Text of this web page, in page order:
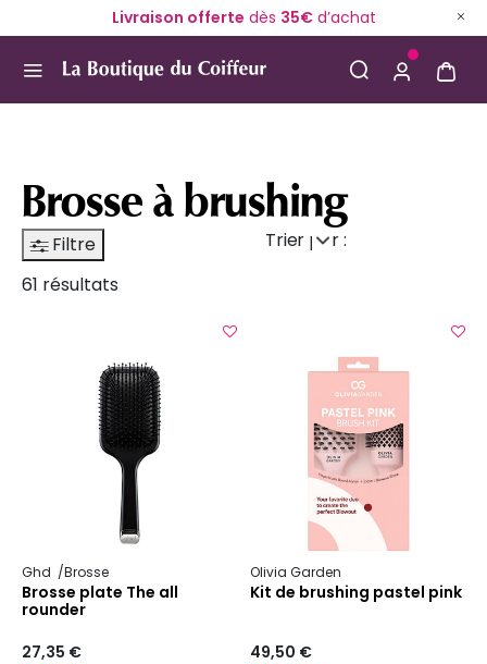
Livraison offerte dès 35€d’achat
Brosse à brushing
Trier par :
Filtre
61 résultats
Ghd Brosse
Brosse plate The all
rounder
27,35 €
Olivia Garden
Kit de brushing pastel pink
49,50 €